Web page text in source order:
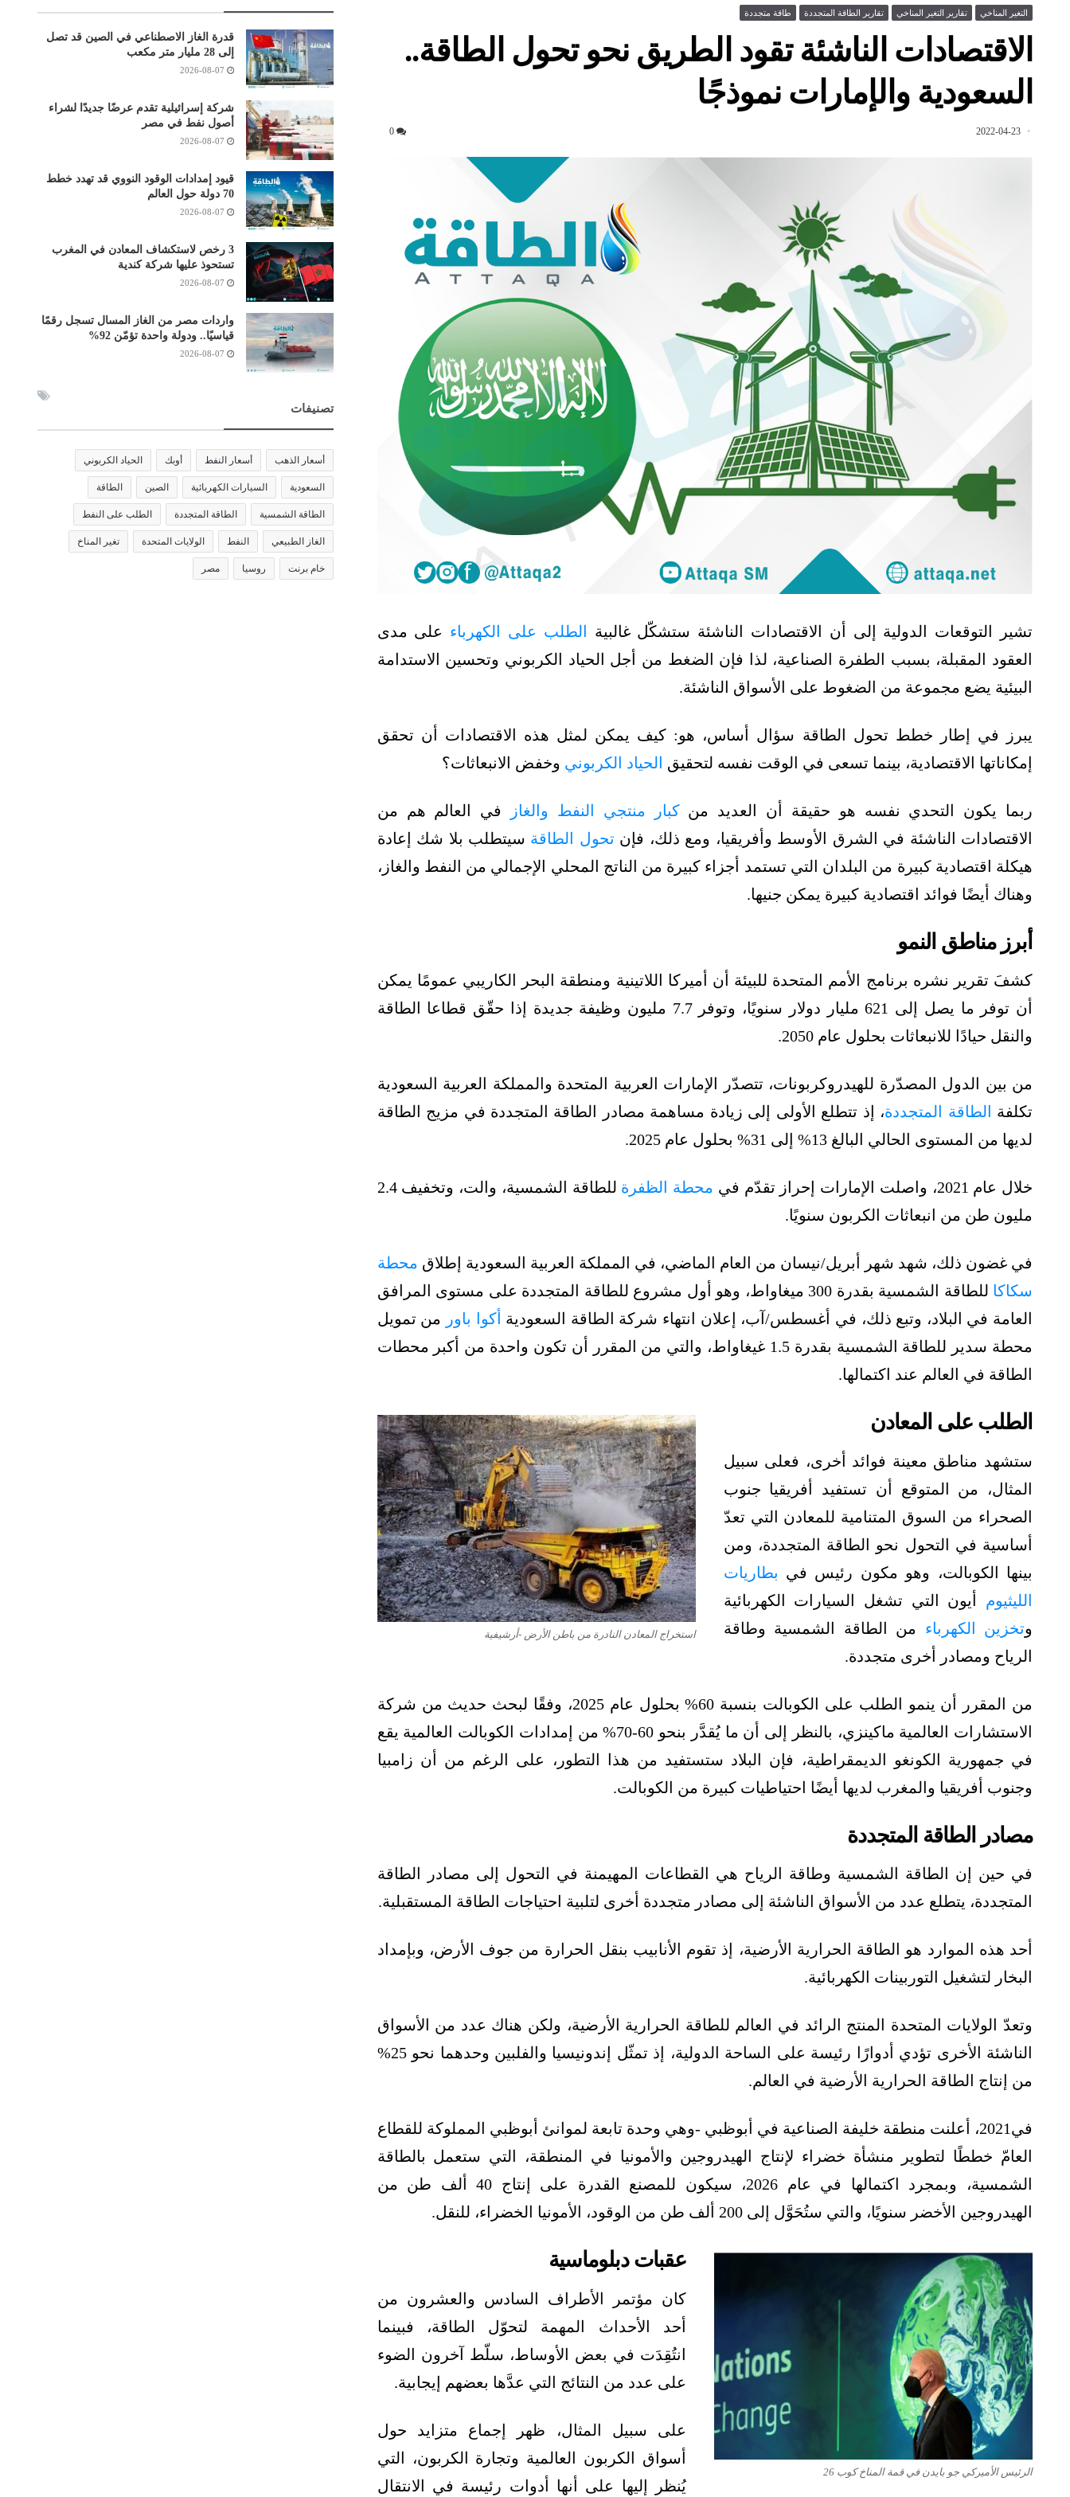
التغير المناخي تقارير التغير المناخي تقارير الطاقة المتجددة طاقة متجددة
الاقتصادات الناشئة تقود الطريق نحو تحول الطاقة..
السعودية والإمارات نموذجًا
2022-04-23
0
تشير التوقعات الدولية إلى أن الاقتصادات الناشئة ستشكّل غالبية الطلب على الكهرباء على مدى
العقود المقبلة، بسبب الطفرة الصناعية، لذا فإن الضغط من أجل الحياد الكربوني وتحسين الاستدامة
البيئية يضع مجموعة من الضغوط على الأسواق الناشئة.
يبرز في إطار خطط تحول الطاقة سؤال أساس، هو: كيف يمكن لمثل هذه الاقتصادات أن تحقق
إمكاناتها الاقتصادية، بينما تسعى في الوقت نفسه لتحقيق الحياد الكربوني وخفض الانبعاثات؟
ربما يكون التحدي نفسه هو حقيقة أن العديد منكبار منتجي النفط والغاز
في العالم هم من
الاقتصادات الناشئة في الشرق الأوسط وأفريقيا، ومع ذلك، فإن تحول الطاقة سيتطلب بلا شك إعادة
هيكلة اقتصادية كبيرة من البلدان التي تستمد أجزاء كبيرة من الناتج المحلي الإجمالي من النفط والغاز،
وهناك أيضًا فوائد اقتصادية كبيرة يمكن جنيها.
أبرز مناطق النمو
كشفَ تقرير نشره برنامج الأمم المتحدة للبيئة أن أميركا اللاتينية ومنطقة البحر الكاريبي عمومًا يمكن
أن توفر ما يصل إلى 621 مليار دولار سنويًا، وتوفر 7.7 مليون وظيفة جديدة إذا حقّق قطاعا الطاقة
والنقل حيادًا للانبعاثات بحلول عام 2050.
من بين الدول المصدّرة للهيدروكربونات، تتصدّر الإمارات العربية المتحدة والمملكة العربية السعودية
تكلفة
الطاقة المتجددة، إذ تتطلع الأولى إلى زيادة مساهمة مصادر الطاقة المتجددة في مزيج الطاقة
لديها من المستوى الحالي البالغ 13% إلى 31% بحلول عام 2025.
خلال عام 2021، واصلت الإمارات إحراز تقدّم في محطة الظفرة
للطاقة الشمسية، والت، وتخفيف 2.4
مليون طن من انبعاثات الكربون سنويًا.
في غضون ذلك، شهد شهر أبريل/نيسان من العام الماضي، في المملكة العربية السعودية إطلاق محطة
سكاكا
للطاقة الشمسية بقدرة 300 ميغاواط، وهو أول مشروع للطاقة المتجددة على مستوى المرافق
العامة في البلاد، وتبع ذلك، في أغسطس/آب، إعلان انتهاء شركة الطاقة السعودية أكوا باور
من تمويل
محطة سدير للطاقة الشمسية بقدرة 1.5 غيغاواط، والتي من المقرر أن تكون واحدة من أكبر محطات
الطاقة في العالم عند اكتمالها.
استخراج المعادن النادرة من باطن الأرض -أرشيفية
الطلب على المعادن
ستشهد مناطق معينة فوائد أخرى، فعلى سبيل
المثال، من المتوقع أن تستفيد أفريقيا جنوب
الصحراء من السوق المتنامية للمعادن التي تعدّ
أساسية في التحول نحو الطاقة المتجددة، ومن
بينها الكوبالت، وهو مكون رئيس في بطاريات
الليثيوم أيون التي تشغل السيارات الكهربائية
وتخزين الكهرباء من الطاقة الشمسية وطاقة
الرياح ومصادر أخرى متجددة.
من المقرر أن ينمو الطلب على الكوبالت بنسبة 60% بحلول عام 2025، وفقًا لبحث حديث من شركة
الاستشارات العالمية ماكينزي، بالنظر إلى أن ما يُقدَّر بنحو 60-70% من إمدادات الكوبالت العالمية يقع
في جمهورية الكونغو الديمقراطية، فإن البلاد ستستفيد من هذا التطور، على الرغم من أن زامبيا
وجنوب أفريقيا والمغرب لديها أيضًا احتياطيات كبيرة من الكوبالت.
مصادر الطاقة المتجددة
في حين إن الطاقة الشمسية وطاقة الرياح هي القطاعات المهيمنة في التحول إلى مصادر الطاقة
المتجددة، يتطلع عدد من الأسواق الناشئة إلى مصادر متجددة أخرى لتلبية احتياجات الطاقة المستقبلية.
أحد هذه الموارد هو الطاقة الحرارية الأرضية، إذ تقوم الأنابيب بنقل الحرارة من جوف الأرض، وبإمداد
البخار لتشغيل التوربينات الكهربائية.
وتعدّ الولايات المتحدة المنتج الرائد في العالم للطاقة الحرارية الأرضية، ولكن هناك عدد من الأسواق
الناشئة الأخرى تؤدي أدوارًا رئيسة على الساحة الدولية، إذ تمثّل إندونيسيا والفلبين وحدهما نحو 25%
من إنتاج الطاقة الحرارية الأرضية في العالم.
في2021، أعلنت منطقة خليفة الصناعية في أبوظبي -وهي وحدة تابعة لموانئ أبوظبي المملوكة للقطاع
العامّ خططًا لتطوير منشأة خضراء لإنتاج الهيدروجين والأمونيا في المنطقة، التي ستعمل بالطاقة
الشمسية، وبمجرد اكتمالها في عام 2026، سيكون للمصنع القدرة على إنتاج 40 ألف طن من
الهيدروجين الأخضر سنويًا، والتي ستُحَوَّل إلى 200 ألف طن من الوقود، الأمونيا الخضراء، للنقل.
الرئيس الأميركي جو بايدن في قمة المناخ كوب 26
عقبات دبلوماسية
كان مؤتمر الأطراف السادس والعشرون من
أحد الأحداث المهمة لتحوّل الطاقة، فبينما
انتُقِدَت في بعض الأوساط، سلّط آخرون الضوء
على عدد من النتائج التي عدَّها بعضهم إيجابية.
على سبيل المثال، ظهر إجماع متزايد حول
أسواق الكربون العالمية وتجارة الكربون، التي
يُنظر إليها على أنها أدوات رئيسة في الانتقال
قدرة الغاز الاصطناعي في الصين قد تصل
إلى 28 مليار متر مكعب
2026-08-07
شركة إسرائيلية تقدم عرضًا جديدًا لشراء
أصول نفط في مصر
2026-08-07
قيود إمدادات الوقود النووي قد تهدد خطط
70 دولة حول العالم
2026-08-07
3 رخص لاستكشاف المعادن في المغرب
تستحوذ عليها شركة كندية
2026-08-07
واردات مصر من الغاز المسال تسجل رقمًا
قياسيًا.. ودولة واحدة تؤمّن 92%
2026-08-07
تصنيفات
أسعار الذهب أسعار النفط أوبك الحياد الكربوني
السعودية السيارات الكهربائية الصين الطاقة
الطاقة الشمسية الطاقة المتجددة الطلب على النفط
الغاز الطبيعي النفط الولايات المتحدة تغير المناخ
خام برنت روسيا مصر